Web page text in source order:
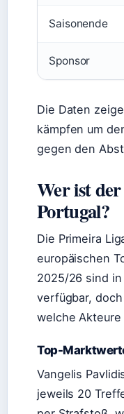
Saisonende
Sponsor
Die Daten
kämpfen um
gegen den
Wer ist
Portugal?
Die Primeira
europäischen
2025/26 sind
verfügbar,
welche
Top-
Vangelis
jeweils 20